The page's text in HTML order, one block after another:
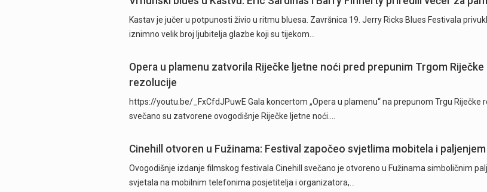
Kastav je jučer u potpunosti živio u ritmu bluesa. Završnica 19. Jerry Ricks Blues Festivala
iznimno velik broj ljubitelja glazbe koji su tijekom…
Opera u plamenu zatvorila Riječke ljetne noći pred prepunim Trgom Riječke
rezolucije
https://youtu.be/_FxCfdJPuwE Gala koncertom „Opera u plamenu“ na prepunom Trgu Riječke
svečano su zatvorene ovogodišnje Riječke ljetne noći.…
Cinehill otvoren u Fužinama: Festival započeo svjetlima mobitela i
Ovogodišnje izdanje filmskog festivala Cinehill svečano je otvoreno u Fužinama simboličnim
svjetala na mobilnim telefonima posjetitelja i organizatora,…